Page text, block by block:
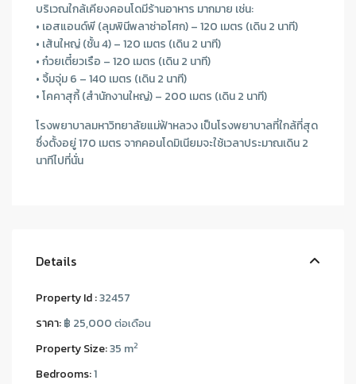
บริเวณใกล้เคียงคอนโดมีร้านอาหาร มากมาย เช่น:
• เอสแอนด์พี (ลุมพินีพลาซ่าอโศก) – 120 เมตร (เดิน 2 นาที)
• เส้นใหญ่ (ชั้น 4) – 120 เมตร (เดิน 2 นาที)
• ก๋วยเตี๋ยวเรือ – 120 เมตร (เดิน 2 นาที)
• จิ้มจุ่ม 6 – 140 เมตร (เดิน 2 นาที)
• โคคาสุกี้ (สํานักงานใหญ่) – 200 เมตร (เดิน 2 นาที)
โรงพยาบาลมหาวิทยาลัยแม่ฟ้าหลวง เป็นโรงพยาบาลที่ใกล้ที่สุด
ซึ่งตั้งอยู่ 170 เมตร จากคอนโดมิเนียมจะใช้เวลาประมาณเดิน 2
นาทีไปที่นั่น
Details
Property Id :32457
ราคา:฿ 25,000ต่อเดือน
Property Size:35 m2
Bedrooms:1